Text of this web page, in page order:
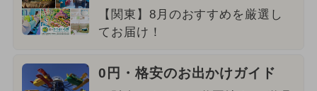
【関東】8月のおすすめを厳選し
てお届け！
0円・格安のお出かけガイド